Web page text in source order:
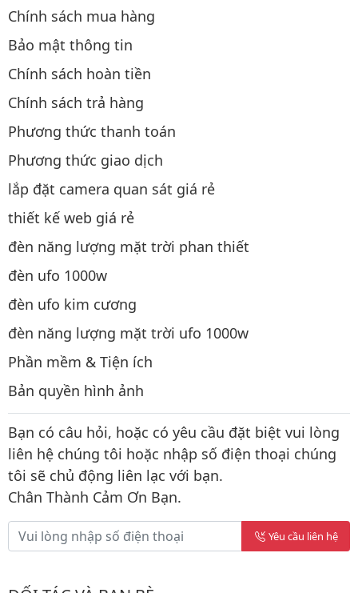
Chính sách mua hàng
Bảo mật thông tin
Chính sách hoàn tiền
Chính sách trả hàng
Phương thức thanh toán
Phương thức giao dịch
lắp đặt camera quan sát giá rẻ
thiết kế web giá rẻ
đèn năng lượng mặt trời phan thiết
đèn ufo 1000w
đèn ufo kim cương
đèn năng lượng mặt trời ufo 1000w
Phần mềm & Tiện ích
Bản quyền hình ảnh
Bạn có câu hỏi, hoặc có yêu cầu đặt biệt vui lòng
liên hệ chúng tôi hoặc nhập số điện thoại chúng
tôi sẽ chủ động liên lạc với bạn.
Chân Thành Cảm Ơn Bạn.
Yêu cầu liên hệ